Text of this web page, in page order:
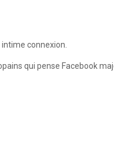
connexion.
qui pense Facebook